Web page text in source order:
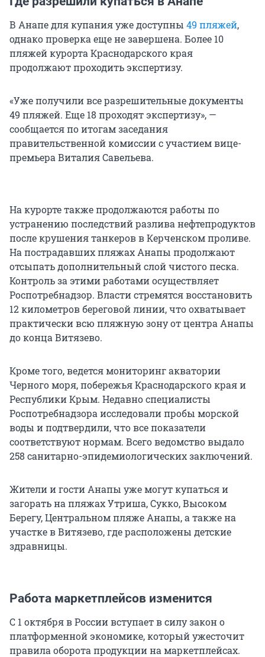
В Анапе для купания уже доступны 49 пляжей,
однако проверка еще не завершена. Более 10
пляжей курорта Краснодарского края
продолжают проходить экспертизу.
«Уже получили все разрешительные документы
49 пляжей. Еще 18 проходят экспертизу», —
сообщается по итогам заседания
правительственной комиссии с участием вице-
премьера Виталия Савельева.
На курорте также продолжаются работы по
устранению последствий разлива нефтепродуктов
после крушения танкеров в Керченском проливе.
На пострадавших пляжах Анапы продолжают
отсыпать дополнительный слой чистого песка.
Контроль за этими работами осуществляет
Роспотребнадзор. Власти стремятся восстановить
12 километров береговой линии, что охватывает
практически всю пляжную зону от центра Анапы
до конца Витязево.
Кроме того, ведется мониторинг акватории
Черного моря, побережья Краснодарского края и
Республики Крым. Недавно специалисты
Роспотребнадзора исследовали пробы морской
воды и подтвердили, что все показатели
соответствуют нормам. Всего ведомство выдало
258 санитарно-эпидемиологических заключений.
Жители и гости Анапы уже могут купаться и
загорать на пляжах Утриша, Сукко, Высоком
Берегу, Центральном пляже Анапы, а также на
участке в Витязево, где расположены детские
здравницы.
Работа маркетплейсов изменится
С 1 октября в России вступает в силу закон о
платформенной экономике, который ужесточит
правила оборота продукции на маркетплейсах.